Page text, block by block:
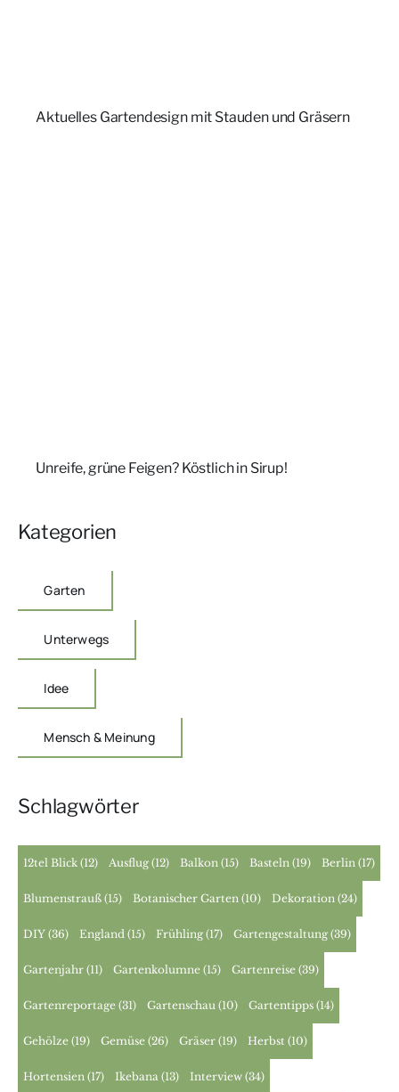
Aktuelles Gartendesign mit Stauden und Gräsern
Unreife, grüne Feigen? Köstlich in Sirup!
Kategorien
Garten
Unterwegs
Idee
Mensch & Meinung
Schlagwörter
12tel Blick (12) Ausflug (12) Balkon (15) Basteln (19) Berlin (17)
Blumenstrauß (15) Botanischer Garten (10) Dekoration (24)
DIY (36) England (15) Frühling (17) Gartengestaltung (39)
Gartenjahr (11) Gartenkolumne (15) Gartenreise (39)
Gartenreportage (31) Gartenschau (10) Gartentipps (14)
Gehölze (19) Gemüse (26) Gräser (19) Herbst (10)
Hortensien (17) Ikebana (13) Interview (34)